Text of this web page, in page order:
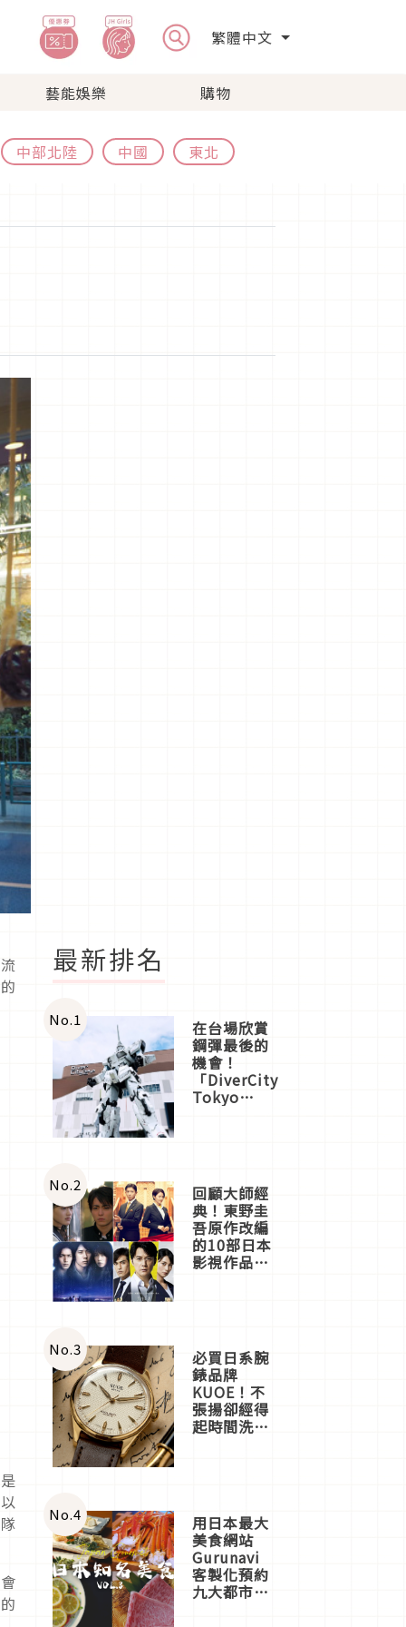
繁體中文
藝能娛樂 購物
中部北陸 中國 東北
最新排名
No.1 在台場欣賞
鋼彈最後的
機會！
「DiverCity
Tokyo
體驗
No.2 回顧大師經
典！東野圭
吾原作改編
的10部日本
影視作品推
No.3 必買日系腕
錶品牌
KUOE！不
張揚卻經得
起時間洗鍊
No.4 用日本最大
美食網站
Gurunavi
客製化預約
九大都市餐